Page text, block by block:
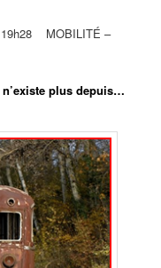
19h28 MOBILITÉ –
plus depuis…